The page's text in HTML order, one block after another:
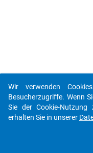
Wir verwenden
Besucherzugriffe. Wenn
Sie der Cookie-
erhalten Sie in unserer